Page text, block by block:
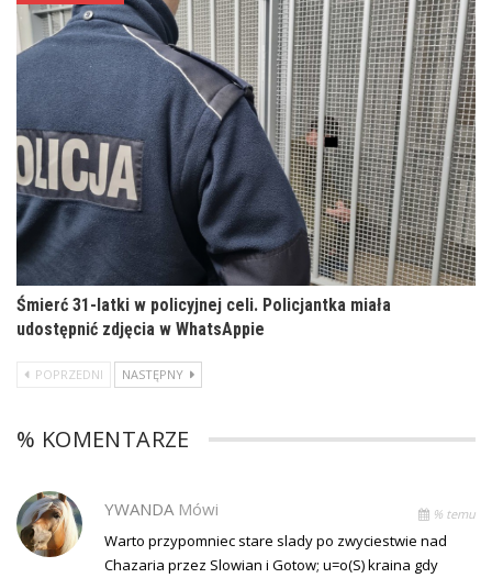
Śmierć 31-latki w policyjnej celi. Policjantka miała
udostępnić zdjęcia w WhatsAppie
POPRZEDNI NASTĘPNY
% KOMENTARZE
YWANDA Mówi % temu
Warto przypomniec stare slady po zwyciestwie nad
Chazaria przez Slowian i Gotow; u=o(S) kraina gdy